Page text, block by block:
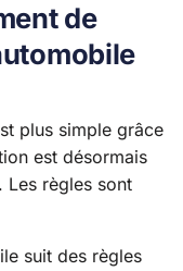
de
plus simple grâce
est désormais
Les règles sont
suit des règles